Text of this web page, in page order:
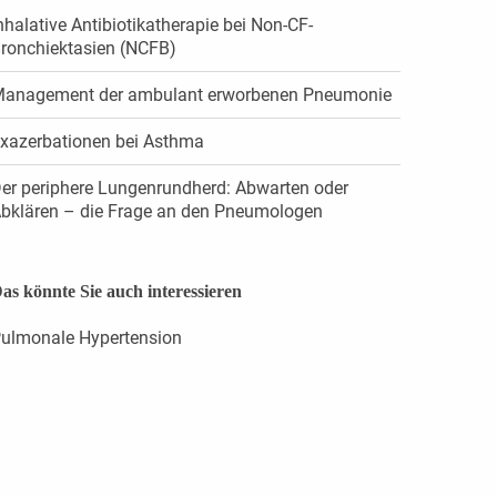
Antibiotikatherapie bei Non-CF-
(NCFB)
der ambulant erworbenen Pneumonie
bei Asthma
periphere Lungenrundherd: Abwarten oder
– die Frage an den Pneumologen
könnte Sie auch interessieren
Hypertension